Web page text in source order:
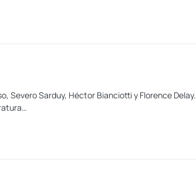
Severo Sarduy, Héctor Bianciotti y Florence Delay.